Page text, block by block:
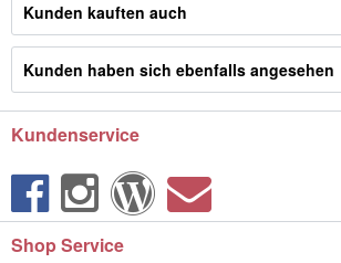
Kunden kauften auch
Kunden haben sich ebenfalls angesehen
Kundenservice
Shop Service